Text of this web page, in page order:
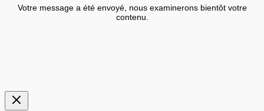
Votre message a été envoyé, nous examinerons bientôt votre
contenu.